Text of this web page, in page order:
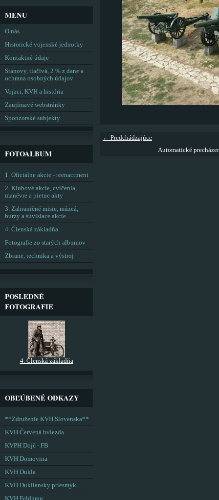
← Predchádzajúce
Automatické
MENU
O nás
Historické vojenské jednotky
Kontaktné údaje
Stanovy, tlačivá, 2 % z dane a
ochrana osobných údajov
Vojaci, KVH a história
Zaujímavé webstránky
Sponzorské subjekty
FOTOALBUM
1. Oficiálne akcie - reenactment
2. Klubové akcie, cvičenia,
manévre a pietne akty
3. Zahraničné misie, múzeá,
burzy a súvisiace akcie
4. Členská základňa
Fotografie zo starých albumov
Zbrane, technika a výstroj
POSLEDNÉ
FOTOGRAFIE
4. Členská základňa
OBĽÚBENÉ ODKAZY
**Združenie KVH Slovenska**
KVH Červená hviezda
KVPH Dojč - FB
KVH Domovina
KVH Dukla
KVH Dukliansky priesmyk
KVH Feldgrau